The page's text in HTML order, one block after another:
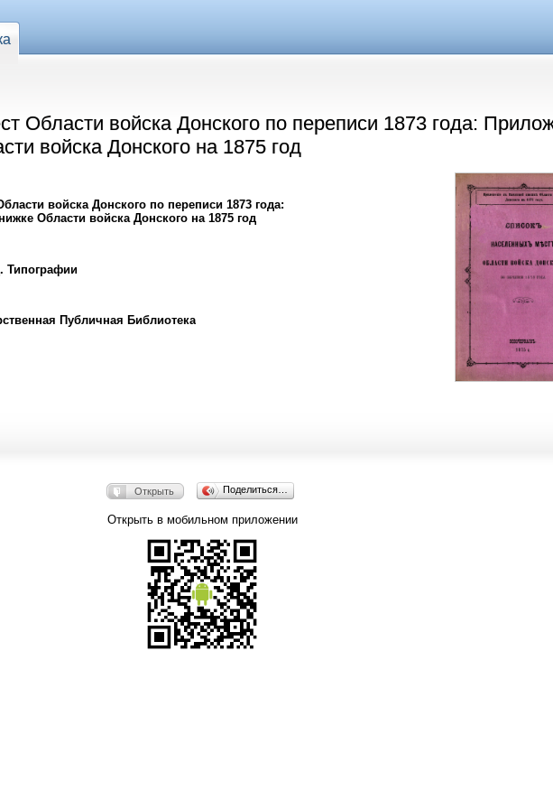
Области войска Донского по переписи 1873 года:
войска Донского на 1875 год
войска Донского по переписи 1873 года:
Области войска Донского на 1875 год
Типографии
Публичная Библиотека
Открыть Поделиться…
Открыть в мобильном приложении